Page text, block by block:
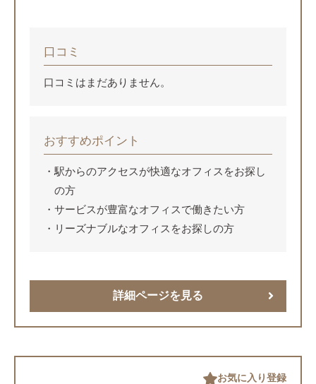
口コミ
口コミはまだありません。
おすすめポイント
駅からのアクセスが快適なオフィスをお探し
の方
サービスが豊富なオフィスで働きたい方
リーズナブルなオフィスをお探しの方
詳細ページを見る
お気に入り登録